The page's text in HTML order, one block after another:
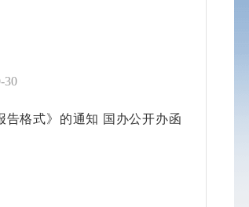
30
告格式》的通知 国办公开办函